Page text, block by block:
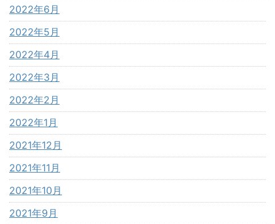
2022年6月
2022年5月
2022年4月
2022年3月
2022年2月
2022年1月
2021年12月
2021年11月
2021年10月
2021年9月